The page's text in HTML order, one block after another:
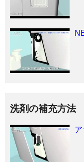
洗剤の補充方法
ア